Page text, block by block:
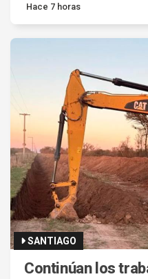
Hace 7 horas
SANTIAGO
Continúan los